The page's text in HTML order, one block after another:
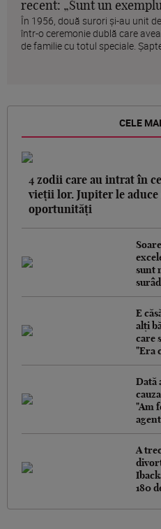
recent: „Sunt un
În 1956, două surori și-au unit
într-o ceremonie dublă care
de familie cu totul speciale.
CELE
4 zodii care au intrat în
vieții lor. Jupiter le aduce
oportunități
sunt
E
alți
care
"Era
Dată
"Am
A
180